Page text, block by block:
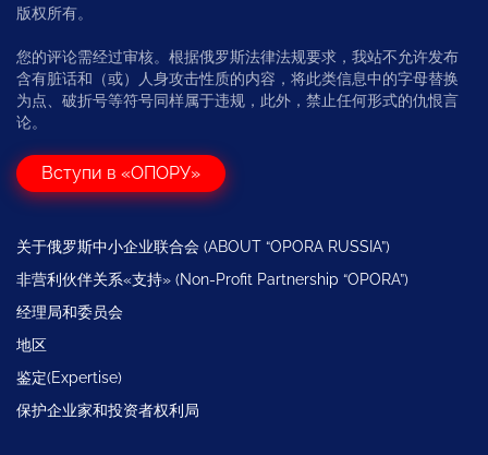
版权所有。
您的评论需经过审核。根据俄罗斯法律法规要求，我站不允许发布
含有脏话和（或）人身攻击性质的内容，将此类信息中的字母替换
为点、破折号等符号同样属于违规，此外，禁止任何形式的仇恨言
论。
Вступи в «ОПОРУ»
关于俄罗斯中小企业联合会 (ABOUT “OPORA RUSSIA”)
非营利伙伴关系«支持» (Non-Profit Partnership “OPORA”)
经理局和委员会
地区
鉴定(Expertise)
保护企业家和投资者权利局